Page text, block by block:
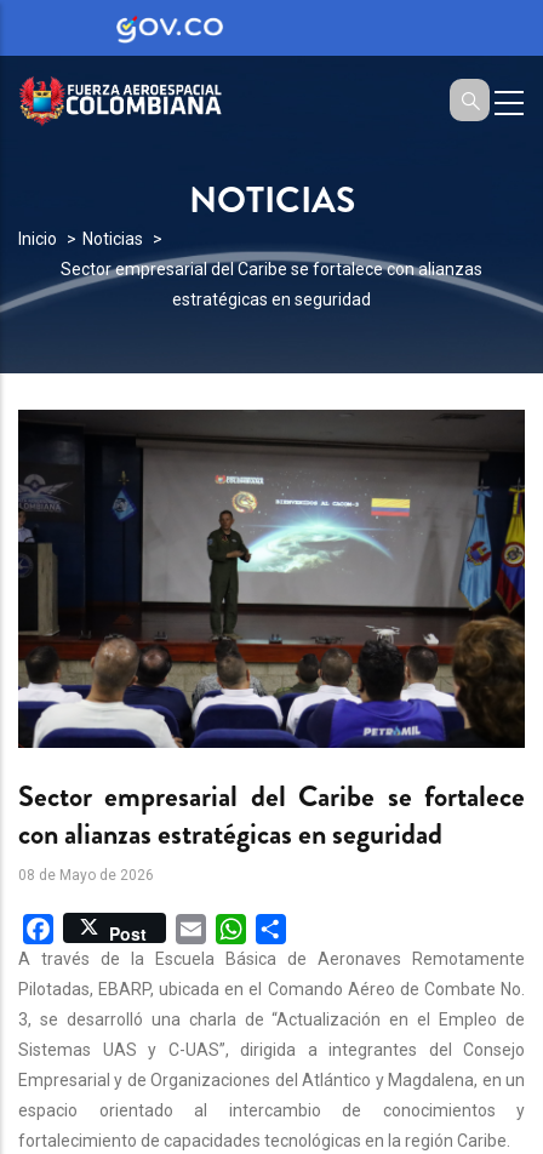
NOTICIAS
SOBRESCRIBIR
ENLACES
DE
A
LA
NAVEGACIÓN
Inicio
Noticias
Sector empresarial del Caribe se fortalece con alianzas
estratégicas en seguridad
Sector empresarial del Caribe se fortalece
con alianzas estratégicas en seguridad
08 de Mayo de 2026
Facebook
Post Email WhatsApp
A través de la Escuela Básica de Aeronaves Remotamente
Pilotadas, EBARP, ubicada en el Comando Aéreo de Combate No.
3, se desarrolló una charla de “Actualización en el Empleo de
Sistemas UAS y C-UAS”, dirigida a integrantes del Consejo
Empresarial y de Organizaciones del Atlántico y Magdalena, en un
espacio orientado al intercambio de conocimientos y
fortalecimiento de capacidades tecnológicas en la región Caribe.